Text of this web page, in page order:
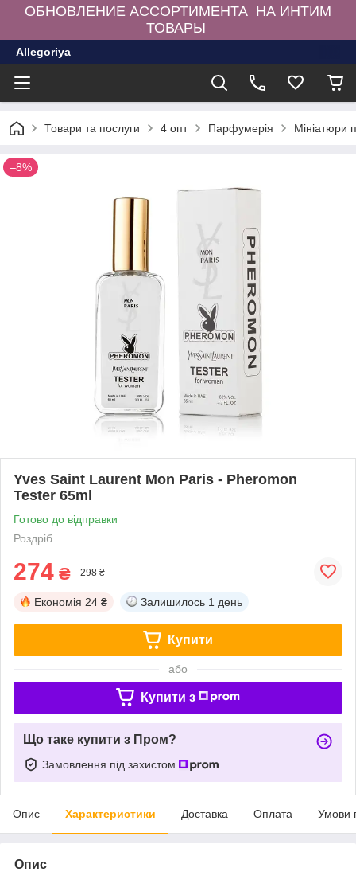
ОБНОВЛЕНИЕ АССОРТИМЕНТА НА ИНТИМ
ТОВАРЫ
Allegoriya
Товари та послуги 4 опт Парфумерія Мініатюри
–8%
Yves Saint Laurent Mon Paris - Pheromon
Tester 65ml
Готово до відправки
Роздріб
274 ₴ 298 ₴
Економія 24 ₴ Залишилось 1 день
Купити
або
Купити з
Що таке купити з Пром?
Замовлення під захистом
Опис Характеристики Доставка Оплата Умови
Опис